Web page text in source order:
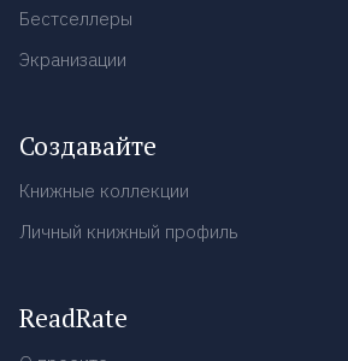
Бестселлеры
Экранизации
Создавайте
Книжные коллекции
Личный книжный профиль
ReadRate